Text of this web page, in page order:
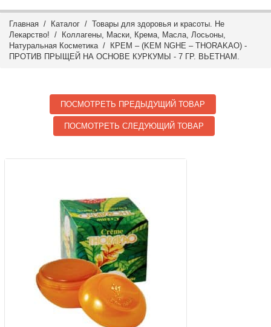
Главная / Каталог / Товары для здоровья и красоты. Не
Лекарство! /
Коллагены, Маски, Крема, Масла, Лосьоны,
Натуральная Косметика/ КРЕМ – (KEM NGHE – THORAKAO) -
ПРОТИВ ПРЫЩЕЙ НА ОСНОВЕ КУРКУМЫ - 7 ГР. ВЬЕТНАМ.
ПОСМОТРЕТЬ ПРЕДЫДУЩИЙ ТОВАР
ПОСМОТРЕТЬ СЛЕДУЮЩИЙ ТОВАР